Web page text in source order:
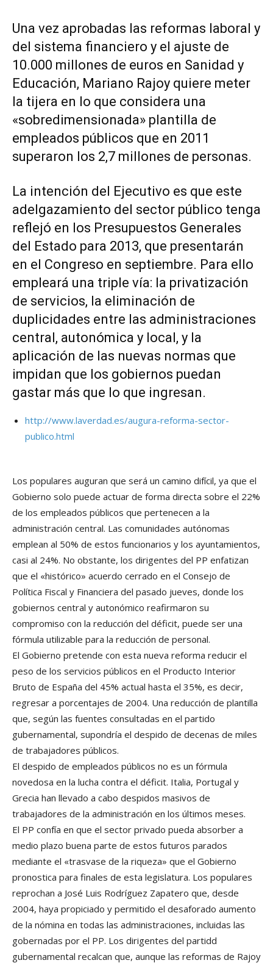
Una vez aprobadas las reformas laboral y
del sistema financiero y el ajuste de
10.000 millones de euros en Sanidad y
Educación, Mariano Rajoy quiere meter
la tijera en lo que considera una
«sobredimensionada» plantilla de
empleados públicos que en 2011
superaron los 2,7 millones de personas.
La intención del Ejecutivo es que este
adelgazamiento del sector público tenga
reflejó en los Presupuestos Generales
del Estado para 2013, que presentarán
en el Congreso en septiembre. Para ello
empleará una triple vía: la privatización
de servicios, la eliminación de
duplicidades entre las administraciones
central, autonómica y local, y la
aplicación de las nuevas normas que
impidan que los gobiernos puedan
gastar más que lo que ingresan.
http://www.laverdad.es/augura-reforma-sector-
publico.html
Los populares auguran que será un camino difícil, ya que el
Gobierno solo puede actuar de forma directa sobre el 22%
de los empleados públicos que pertenecen a la
administración central. Las comunidades autónomas
emplean al 50% de estos funcionarios y los ayuntamientos,
casi al 24%. No obstante, los dirigentes del PP enfatizan
que el «histórico» acuerdo cerrado en el Consejo de
Política Fiscal y Financiera del pasado jueves, donde los
gobiernos central y autonómico reafirmaron su
compromiso con la reducción del déficit, puede ser una
fórmula utilizable para la reducción de personal.
El Gobierno pretende con esta nueva reforma reducir el
peso de los servicios públicos en el Producto Interior
Bruto de España del 45% actual hasta el 35%, es decir,
regresar a porcentajes de 2004. Una reducción de plantilla
que, según las fuentes consultadas en el partido
gubernamental, supondría el despido de decenas de miles
de trabajadores públicos.
El despido de empleados públicos no es un fórmula
novedosa en la lucha contra el déficit. Italia, Portugal y
Grecia han llevado a cabo despidos masivos de
trabajadores de la administración en los últimos meses.
El PP confía en que el sector privado pueda absorber a
medio plazo buena parte de estos futuros parados
mediante el «trasvase de la riqueza» que el Gobierno
pronostica para finales de esta legislatura. Los populares
reprochan a José Luis Rodríguez Zapatero que, desde
2004, haya propiciado y permitido el desaforado aumento
de la nómina en todas las administraciones, incluidas las
gobernadas por el PP. Los dirigentes del partidd
gubernamental recalcan que, aunque las reformas de Rajoy